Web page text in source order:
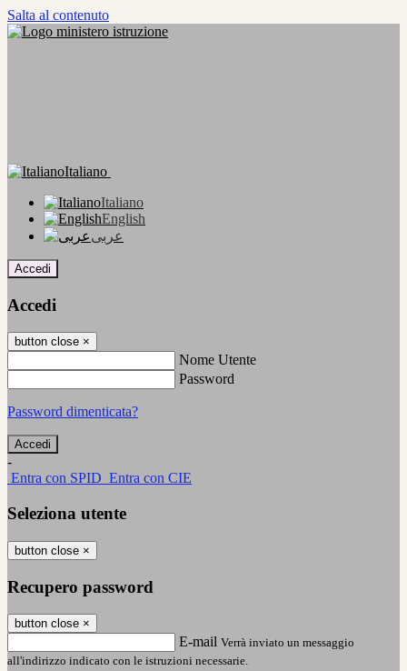
Salta al contenuto
Italiano
Italiano
English
عربى
Accedi
Accedi
button close ×
Nome Utente
Password
Password dimenticata?
-
Entra con SPID Entra con CIE
Seleziona utente
button close ×
Recupero password
button close ×
E-mail Verrà inviato un messaggio
all'indirizzo indicato con le istruzioni necessarie.